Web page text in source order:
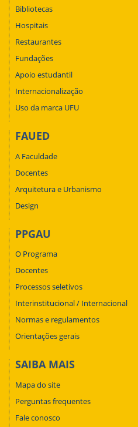
Bibliotecas
Hospitais
Restaurantes
Fundações
Apoio estudantil
Internacionalização
Uso da marca UFU
FAUED
A Faculdade
Docentes
Arquitetura e Urbanismo
Design
PPGAU
O Programa
Docentes
Processos seletivos
Interinstitucional / Internacional
Normas e regulamentos
Orientações gerais
SAIBA MAIS
Mapa do site
Perguntas frequentes
Fale conosco